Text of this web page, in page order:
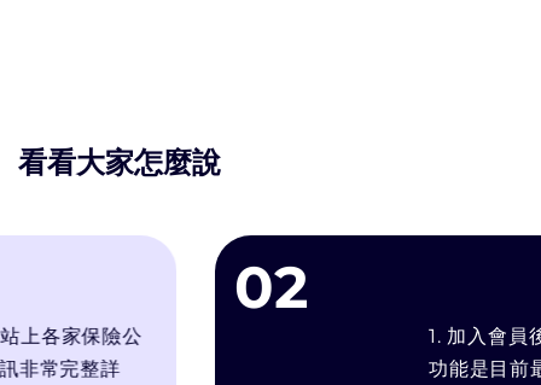
看看大家怎麼說
保險公
整詳
02
1. 加入會員後可
功能是目前最符